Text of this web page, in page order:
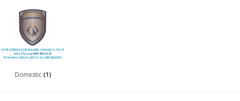
Domestic (1)